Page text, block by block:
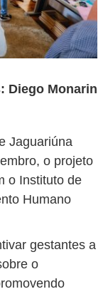
Diego Monarin
Jaguariúna
o projeto
o Instituto de
Humano
gestantes a
o